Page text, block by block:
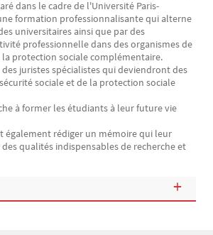
dans le cadre de l'Université Paris-
formation professionnalisante qui alterne
universitaires ainsi que par des
professionnelle dans des organismes de
la protection sociale complémentaire.
des juristes spécialistes qui deviendront des
sociale et de la protection sociale
à former les étudiants à leur future vie
également rédiger un mémoire qui leur
qualités indispensables de recherche et